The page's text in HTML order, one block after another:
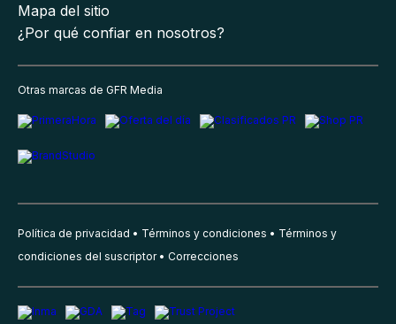
Mapa del sitio
¿Por qué confiar en nosotros?
Otras marcas de GFR Media
Política de privacidad Términos y condiciones
Términos y
condiciones del suscriptor
Correcciones